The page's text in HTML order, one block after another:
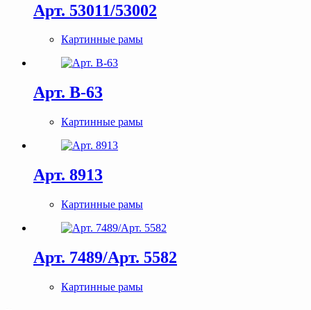
Арт. 53011/53002
Картинные рамы
Арт. В-63
Картинные рамы
Арт. 8913
Картинные рамы
Арт. 7489/Арт. 5582
Картинные рамы